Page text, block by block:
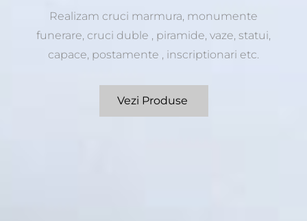
Realizam cruci marmura, monumente
funerare, cruci duble , piramide, vaze, statui,
capace, postamente , inscriptionari etc.
Vezi Produse